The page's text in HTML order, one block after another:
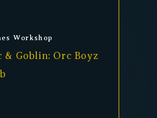
Workshop
& Goblin: Orc Boyz